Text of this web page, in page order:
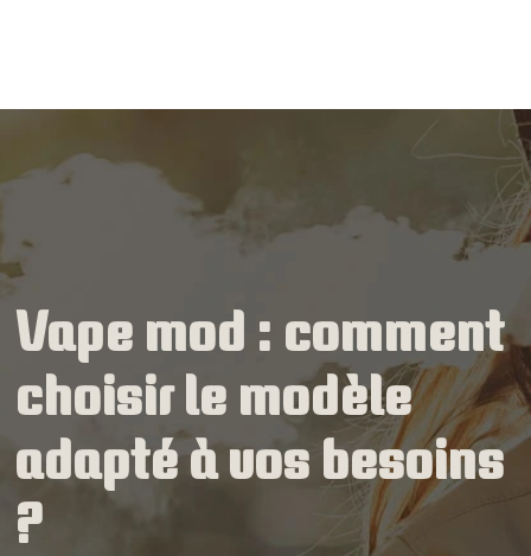
Vape mod : comment
choisir le modèle
adapté à vos besoins
?